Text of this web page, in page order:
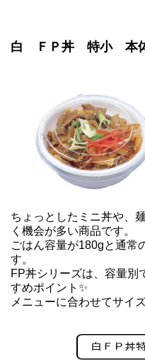
白 ＦＰ丼 特小 本
ちょっとしたミニ丼や、
く機会が多い商品です。
ごはん容量が180gと通常
す。
FP丼シリーズは、容量別
すめポイント✨
メニューに合わせてサイ